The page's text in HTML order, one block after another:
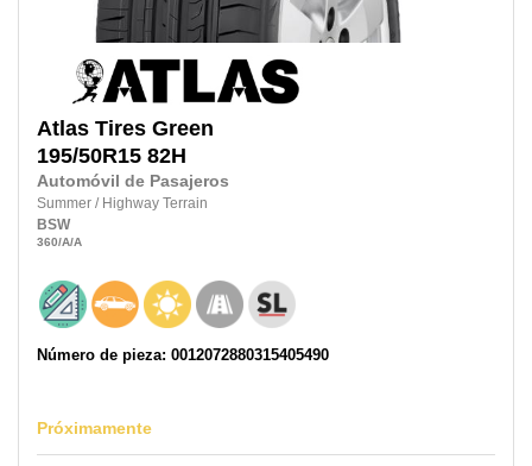
Atlas Tires Green
195/50R15 82H
Automóvil de Pasajeros
Summer / Highway Terrain
BSW
360/A/A
Número de pieza: 0012072880315405490
Próximamente